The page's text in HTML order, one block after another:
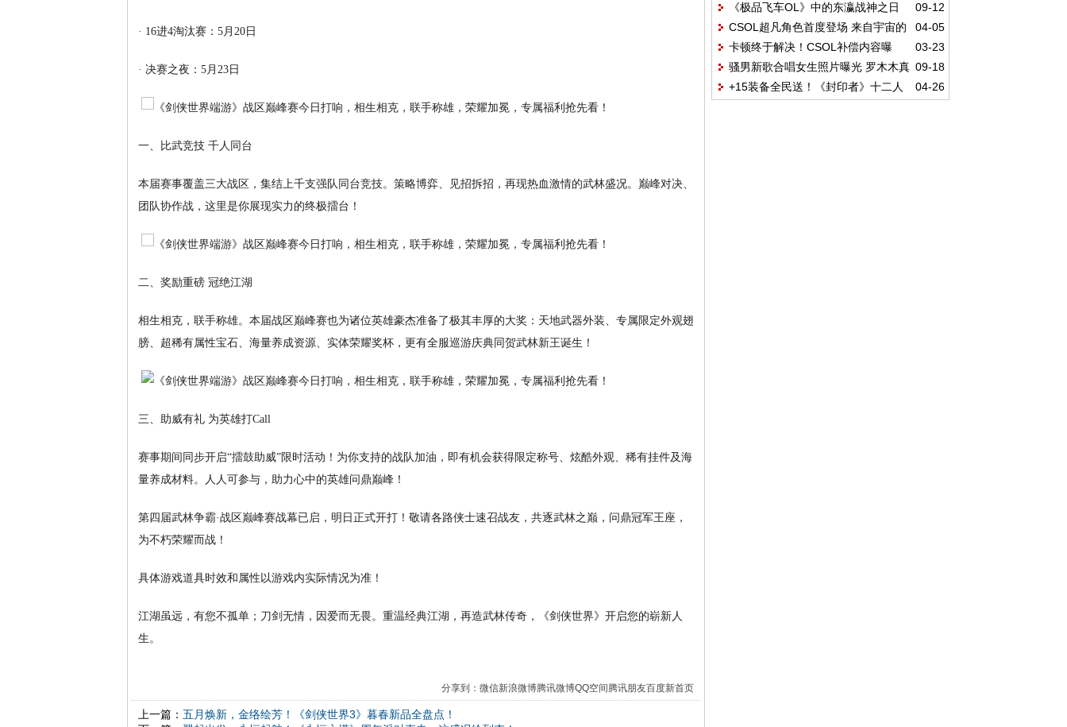
· 16进4淘汰赛：5月20日
· 决赛之夜：5月23日
一、比武竞技 千人同台
本届赛事覆盖三大战区，集结上千支强队同台竞技。策略博弈、见招拆招，再现热血激情的武林盛况。巅峰对决、
团队协作战，这里是你展现实力的终极擂台！
二、奖励重磅 冠绝江湖
相生相克，联手称雄。本届战区巅峰赛也为诸位英雄豪杰准备了极其丰厚的大奖：天地武器外装、专属限定外观翅
膀、超稀有属性宝石、海量养成资源、实体荣耀奖杯，更有全服巡游庆典同贺武林新王诞生！
三、助威有礼 为英雄打Call
赛事期间同步开启“擂鼓助威”限时活动！为你支持的战队加油，即有机会获得限定称号、炫酷外观、稀有挂件及海
量养成材料。人人可参与，助力心中的英雄问鼎巅峰！
第四届武林争霸·战区巅峰赛战幕已启，明日正式开打！敬请各路侠士速召战友，共逐武林之巅，问鼎冠军王座，
为不朽荣耀而战！
具体游戏道具时效和属性以游戏内实际情况为准！
江湖虽远，有您不孤单；刀剑无情，因爱而无畏。重温经典江湖，再造武林传奇，《剑侠世界》开启您的崭新人
生。
分享到： 微信新浪微博腾讯微博QQ空间 腾讯朋友百度新首页
上一篇： 五月焕新，金络绘芳！《剑侠世界3》暮春新品全盘点！
登场
09-12
《极品飞车OL》中的东瀛战神之日
产GTR Premium 2017
04-05
CSOL超凡角色首度登场 来自宇宙的
全新势力！
03-23
卡顿终于解决！CSOL补偿内容曝
光：+6狼魂登录送
09-18
骚男新歌合唱女生照片曝光 罗木木真
实身份揭秘
04-26
+15装备全民送！《封印者》十二人